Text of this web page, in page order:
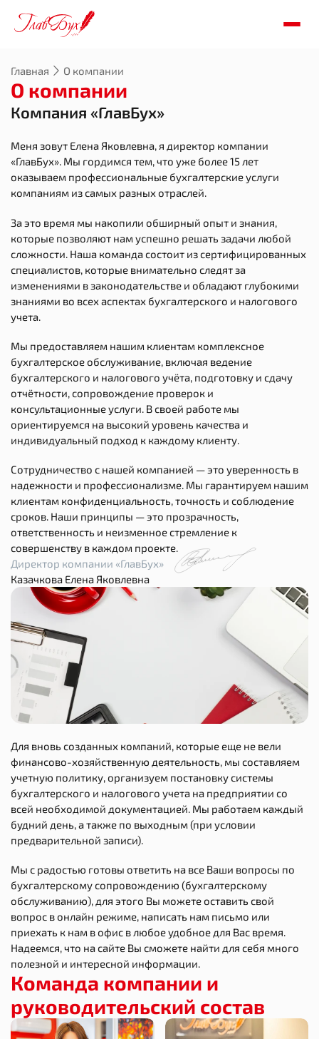
Главная О компании
О компании
Компания «ГлавБух»
Меня зовут Елена Яковлевна, я директор компании
«ГлавБух». Мы гордимся тем, что уже более 15 лет
оказываем профессиональные бухгалтерские услуги
компаниям из самых разных отраслей.
За это время мы накопили обширный опыт и знания,
которые позволяют нам успешно решать задачи любой
сложности. Наша команда состоит из сертифицированных
специалистов, которые внимательно следят за
изменениями в законодательстве и обладают глубокими
знаниями во всех аспектах бухгалтерского и налогового
учета.
Мы предоставляем нашим клиентам комплексное
бухгалтерское обслуживание, включая ведение
бухгалтерского и налогового учёта, подготовку и сдачу
отчётности, сопровождение проверок и
консультационные услуги. В своей работе мы
ориентируемся на высокий уровень качества и
индивидуальный подход к каждому клиенту.
Сотрудничество с нашей компанией — это уверенность в
надежности и профессионализме. Мы гарантируем нашим
клиентам конфиденциальность, точность и соблюдение
сроков. Наши принципы — это прозрачность,
ответственность и неизменное стремление к
совершенству в каждом проекте.
Директор компании «ГлавБух»
Казачкова Елена Яковлевна
Для вновь созданных компаний, которые еще не вели
финансово-хозяйственную деятельность, мы составляем
учетную политику, организуем постановку системы
бухгалтерского и налогового учета на предприятии со
всей необходимой документацией. Мы работаем каждый
будний день, а также по выходным (при условии
предварительной записи).
Мы с радостью готовы ответить на все Ваши вопросы по
бухгалтерскому сопровождению (бухгалтерскому
обслуживанию), для этого Вы можете оставить свой
вопрос в онлайн режиме, написать нам письмо или
приехать к нам в офис в любое удобное для Вас время.
Надеемся, что на сайте Вы сможете найти для себя много
полезной и интересной информации.
Команда компании и
руководительский состав